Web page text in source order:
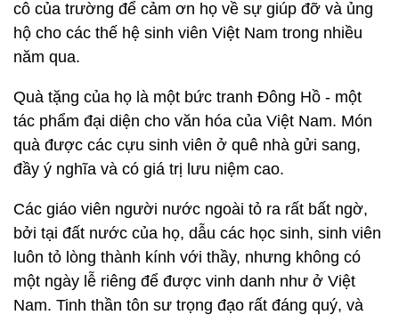
cô của trường để cảm ơn họ về sự giúp đỡ và ủng
hộ cho các thế hệ sinh viên Việt Nam trong nhiều
năm qua.
Quà tặng của họ là một bức tranh Đông Hồ - một
tác phẩm đại diện cho văn hóa của Việt Nam. Món
quà được các cựu sinh viên ở quê nhà gửi sang,
đầy ý nghĩa và có giá trị lưu niệm cao.
Các giáo viên người nước ngoài tỏ ra rất bất ngờ,
bởi tại đất nước của họ, dẫu các học sinh, sinh viên
luôn tỏ lòng thành kính với thầy, nhưng không có
một ngày lễ riêng để được vinh danh như ở Việt
Nam. Tinh thần tôn sư trọng đạo rất đáng quý, và